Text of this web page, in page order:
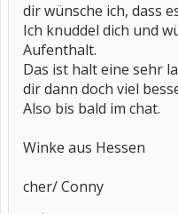
dir wünsche ich, dass
Ich knuddel dich und
Aufenthalt.
Das ist halt eine sehr
dir dann doch viel
Also bis bald im chat.
Winke aus Hessen
cher/ Conny